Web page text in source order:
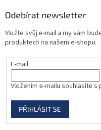
Odebírat newsletter
Vložte svůj e-mail a my vám
produktech na našem e-shopu.
E-mail
Vložením e-mailu souhlasíte s
PŘIHLÁSIT SE